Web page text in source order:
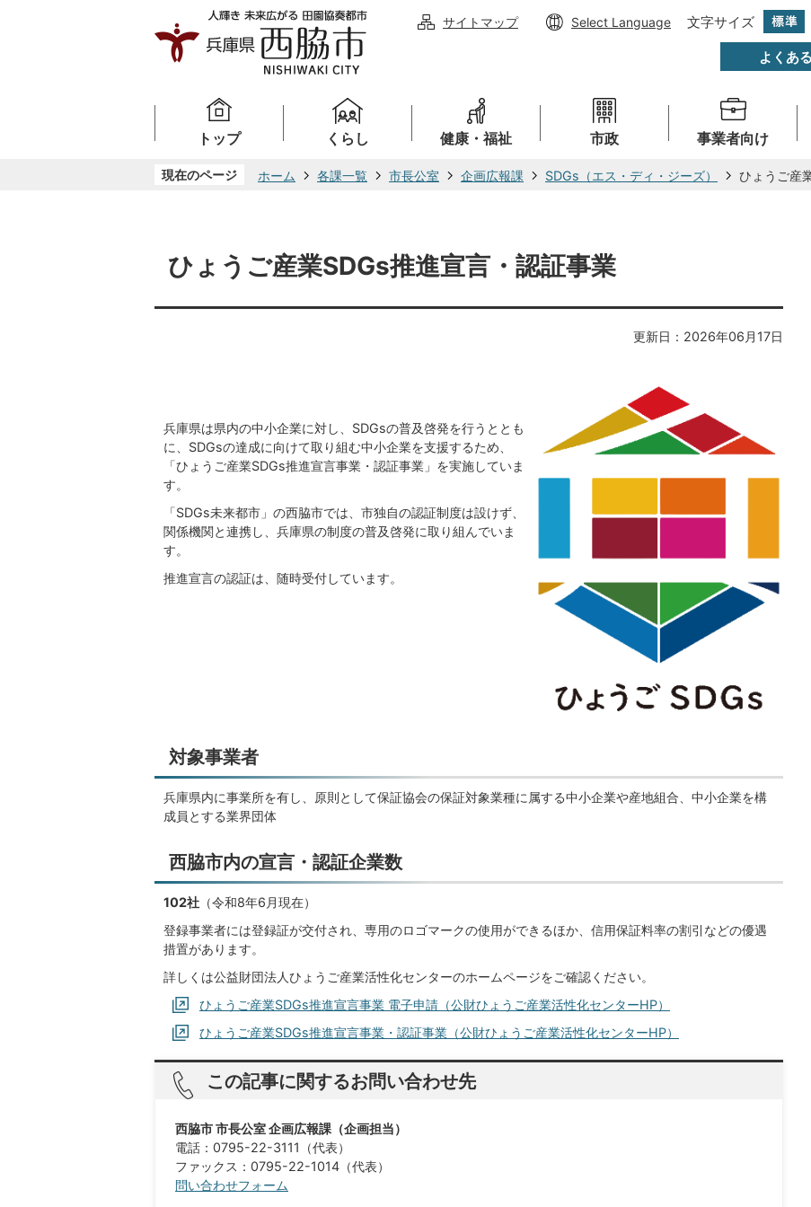
サイトマップ Select Language 文字サイズ
よくあ
トップ くらし 健康・福祉 市政 事業者向け
現在のページ ホーム 各課一覧 市長公室 企画広報課 SDGs（エス・ディ・ジーズ） ひょうご産
ひょうご産業SDGs推進宣言・認証事業
更新日：2026年06月17日
兵庫県は県内の中小企業に対し、SDGsの普及啓発を行うととも
に、SDGsの達成に向けて取り組む中小企業を支援するため、
「ひょうご産業SDGs推進宣言事業・認証事業」を実施していま
す。
「SDGs未来都市」の西脇市では、市独自の認証制度は設けず、
関係機関と連携し、兵庫県の制度の普及啓発に取り組んでいま
す。
推進宣言の認証は、随時受付しています。
対象事業者
兵庫県内に事業所を有し、原則として保証協会の保証対象業種に属する中小企業や産地組合、中小企業を構
成員とする業界団体
西脇市内の宣言・認証企業数
102社 （令和8年6月現在）
登録事業者には登録証が交付され、専用のロゴマークの使用ができるほか、信用保証料率の割引などの優遇
措置があります。
詳しくは公益財団法人ひょうご産業活性化センターのホームページをご確認ください。
ひょうご産業SDGs推進宣言事業 電子申請（公財ひょうご産業活性化センターHP）
ひょうご産業SDGs推進宣言事業・認証事業（公財ひょうご産業活性化センターHP）
この記事に関するお問い合わせ先
西脇市 市長公室 企画広報課（企画担当）
電話：0795-22-3111（代表）
ファックス：0795-22-1014（代表）​​​​​​​
問い合わせフォーム